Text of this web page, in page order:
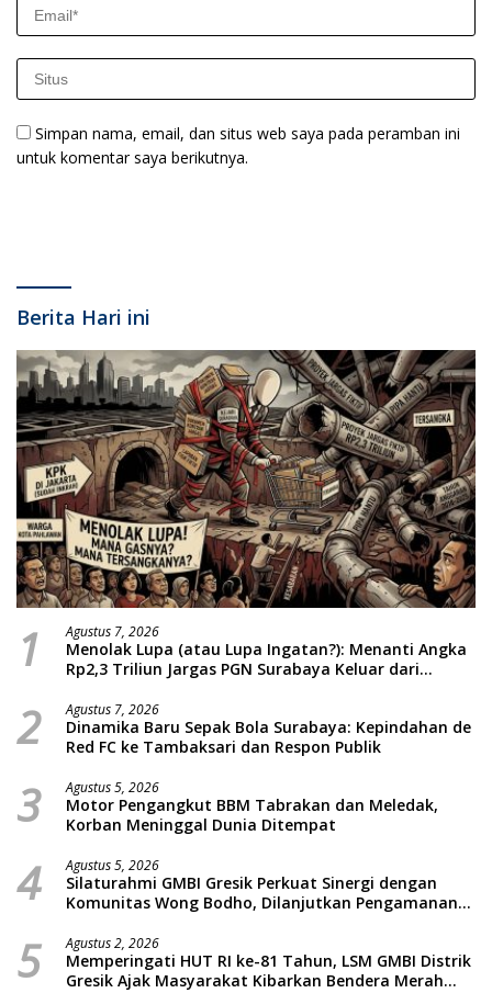
Simpan nama, email, dan situs web saya pada peramban ini
untuk komentar saya berikutnya.
Berita Hari ini
1 Agustus 7, 2026
Menolak Lupa (atau Lupa Ingatan?): Menanti Angka
Rp2,3 Triliun Jargas PGN Surabaya Keluar dari
2 Agustus 7, 2026
Dinamika Baru Sepak Bola Surabaya: Kepindahan de
Red FC ke Tambaksari dan Respon Publik
3 Agustus 5, 2026
Motor Pengangkut BBM Tabrakan dan Meledak,
Korban Meninggal Dunia Ditempat
4 Agustus 5, 2026
Silaturahmi GMBI Gresik Perkuat Sinergi dengan
Komunitas Wong Bodho, Dilanjutkan Pengamanan
Massal dan Santunan Anak Yatim
5 Agustus 2, 2026
Memperingati HUT RI ke-81 Tahun, LSM GMBI Distrik
Gresik Ajak Masyarakat Kibarkan Bendera Merah